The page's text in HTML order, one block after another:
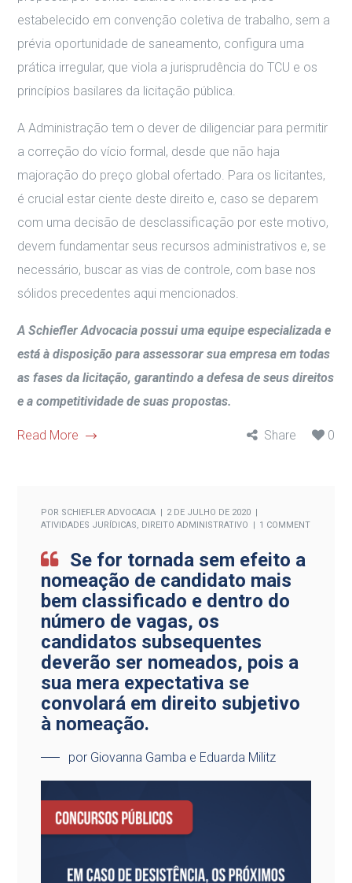
estabelecido em convenção coletiva de trabalho, sem a
prévia oportunidade de saneamento, configura uma
prática irregular, que viola a jurisprudência do TCU e os
princípios basilares da licitação pública.
A Administração tem o dever de diligenciar para permitir
a correção do vício formal, desde que não haja
majoração do preço global ofertado. Para os licitantes,
é crucial estar ciente deste direito e, caso se deparem
com uma decisão de desclassificação por este motivo,
devem fundamentar seus recursos administrativos e, se
necessário, buscar as vias de controle, com base nos
sólidos precedentes aqui mencionados.
A Schiefler Advocacia possui uma equipe especializada e
está à disposição para assessorar sua empresa em todas
as fases da licitação, garantindo a defesa de seus direitos
e a competitividade de suas propostas.
Read More Share 0
POR SCHIEFLER ADVOCACIA
2 DE JULHO DE 2020
ATIVIDADES JURÍDICAS, DIREITO ADMINISTRATIVO 1 COMMENT
Se for tornada sem efeito a
nomeação de candidato mais
bem classificado e dentro do
número de vagas, os
candidatos subsequentes
deverão ser nomeados, pois a
sua mera expectativa se
convolará em direito subjetivo
à nomeação.
por Giovanna Gamba e Eduarda Militz